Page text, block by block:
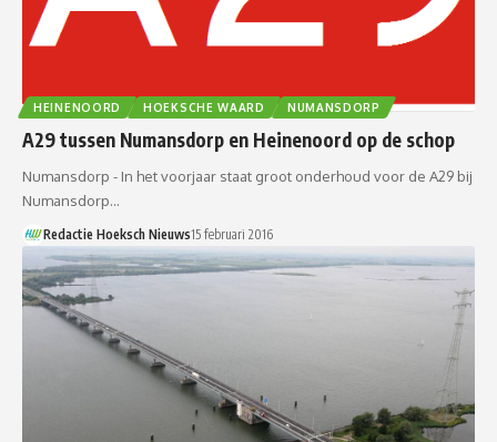
HEINENOORD HOEKSCHE WAARD NUMANSDORP
A29 tussen Numansdorp en Heinenoord op de schop
Numansdorp - In het voorjaar staat groot onderhoud voor de A29 bij
Numansdorp…
Redactie Hoeksch Nieuws15 februari 2016